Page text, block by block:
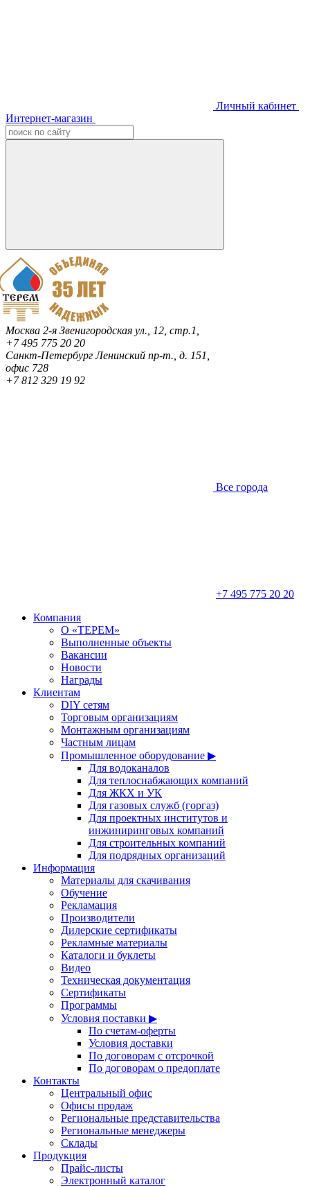
Личный кабинет
Интернет-магазин
Москва 2-я Звенигородская ул., 12, стр.1,
+7 495 775 20 20
Санкт-ПетербургЛенинский пр-т., д. 151,
офис 728
+7 812 329 19 92
Все города
+7 495 775 20 20
Компания
О «ТЕРЕМ»
Выполненные объекты
Вакансии
Новости
Награды
Клиентам
DIY сетям
Торговым организациям
Монтажным организациям
Частным лицам
Промышленное оборудование ▶
Для водоканалов
Для теплоснабжающих компаний
Для ЖКХ и УК
Для газовых служб (горгаз)
Для проектных институтов и
инжиниринговых компаний
Для строительных компаний
Для подрядных организаций
Информация
Материалы для скачивания
Обучение
Рекламация
Производители
Дилерские сертификаты
Рекламные материалы
Каталоги и буклеты
Видео
Техническая документация
Сертификаты
Программы
Условия поставки ▶
По счетам-оферты
Условия доставки
По договорам с отсрочкой
По договорам о предоплате
Контакты
Центральный офис
Офисы продаж
Региональные представительства
Региональные менеджеры
Склады
Продукция
Прайс-листы
Электронный каталог